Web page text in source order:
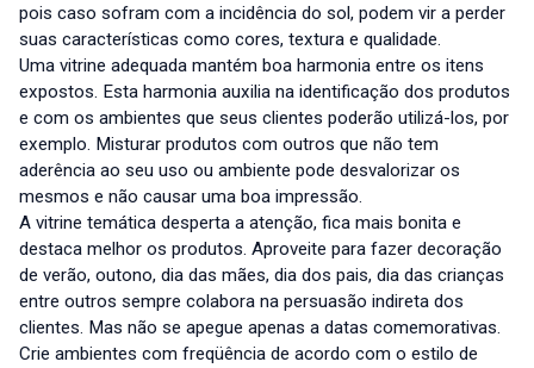
pois caso sofram com a incidência do sol, podem vir a perder
suas características como cores, textura e qualidade.
Uma vitrine adequada mantém boa harmonia entre os itens
expostos. Esta harmonia auxilia na identificação dos produtos
e com os ambientes que seus clientes poderão utilizá-los, por
exemplo. Misturar produtos com outros que não tem
aderência ao seu uso ou ambiente pode desvalorizar os
mesmos e não causar uma boa impressão.
A vitrine temática desperta a atenção, fica mais bonita e
destaca melhor os produtos. Aproveite para fazer decoração
de verão, outono, dia das mães, dia dos pais, dia das crianças
entre outros sempre colabora na persuasão indireta dos
clientes. Mas não se apegue apenas a datas comemorativas.
Crie ambientes com freqüência de acordo com o estilo de